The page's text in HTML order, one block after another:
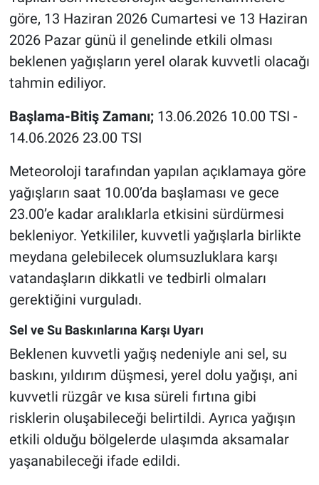
göre, 13 Haziran 2026 Cumartesi ve 13 Haziran
2026 Pazar günü il genelinde etkili olması
beklenen yağışların yerel olarak kuvvetli olacağı
tahmin ediliyor.
Başlama-Bitiş Zamanı; 13.06.2026 10.00 TSI -
14.06.2026 23.00 TSI
Meteoroloji tarafından yapılan açıklamaya göre
yağışların saat 10.00’da başlaması ve gece
23.00’e kadar aralıklarla etkisini sürdürmesi
bekleniyor. Yetkililer, kuvvetli yağışlarla birlikte
meydana gelebilecek olumsuzluklara karşı
vatandaşların dikkatli ve tedbirli olmaları
gerektiğini vurguladı.
Sel ve Su Baskınlarına Karşı Uyarı
Beklenen kuvvetli yağış nedeniyle ani sel, su
baskını, yıldırım düşmesi, yerel dolu yağışı, ani
kuvvetli rüzgâr ve kısa süreli fırtına gibi
risklerin oluşabileceği belirtildi. Ayrıca yağışın
etkili olduğu bölgelerde ulaşımda aksamalar
yaşanabileceği ifade edildi.
Yerel
Asayiş
Kültür - Sanat
Politika
Magazin
Çevre
Haberde İnsan